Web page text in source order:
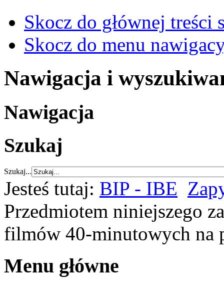
Skocz do głównej treści
Skocz do menu
Nawigacja i
Nawigacja
Szukaj
Szukaj...
Jesteś tutaj: BIP - IBE
Przedmiotem niniejszego
filmów 40-minutowych na
Menu główne